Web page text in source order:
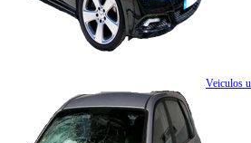
Veiculos